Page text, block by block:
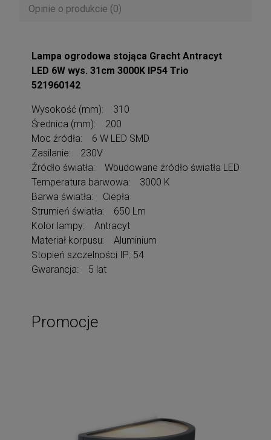
Opinie o produkcie (0)
Lampa ogrodowa stojąca Gracht Antracyt
LED 6W wys. 31cm 3000K IP54 Trio
521960142
Wysokość (mm): 310
Średnica (mm): 200
Moc źródła: 6 W LED SMD
Zasilanie: 230V
Źródło światła: Wbudowane źródło światła LED
Temperatura barwowa: 3000 K
Barwa światła: Ciepła
Strumień światła: 650 Lm
Kolor lampy: Antracyt
Materiał korpusu: Aluminium
Stopień szczelności IP: 54
Gwarancja: 5 lat
Promocje